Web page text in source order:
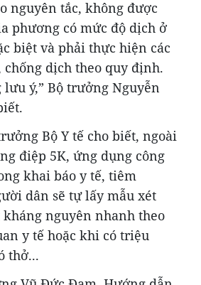
nguyên tắc, không được
phương có mức độ dịch ở
biệt và phải thực hiện các
dịch theo quy định.
ý,” Bộ trưởng Nguyễn
Bộ Y tế cho biết, ngoài
điệp 5K, ứng dụng công
khai báo y tế, tiêm
dân sẽ tự lấy mẫu xét
nguyên nhanh theo
y tế hoặc khi có triệu
thở...